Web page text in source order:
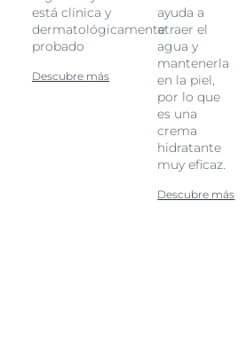
está clínica y
dermatológicamente
probado
Descubre más
ayuda a
atraer el
agua y
mantenerla
en la piel,
por lo que
es una
crema
hidratante
muy eficaz.
Descubre más